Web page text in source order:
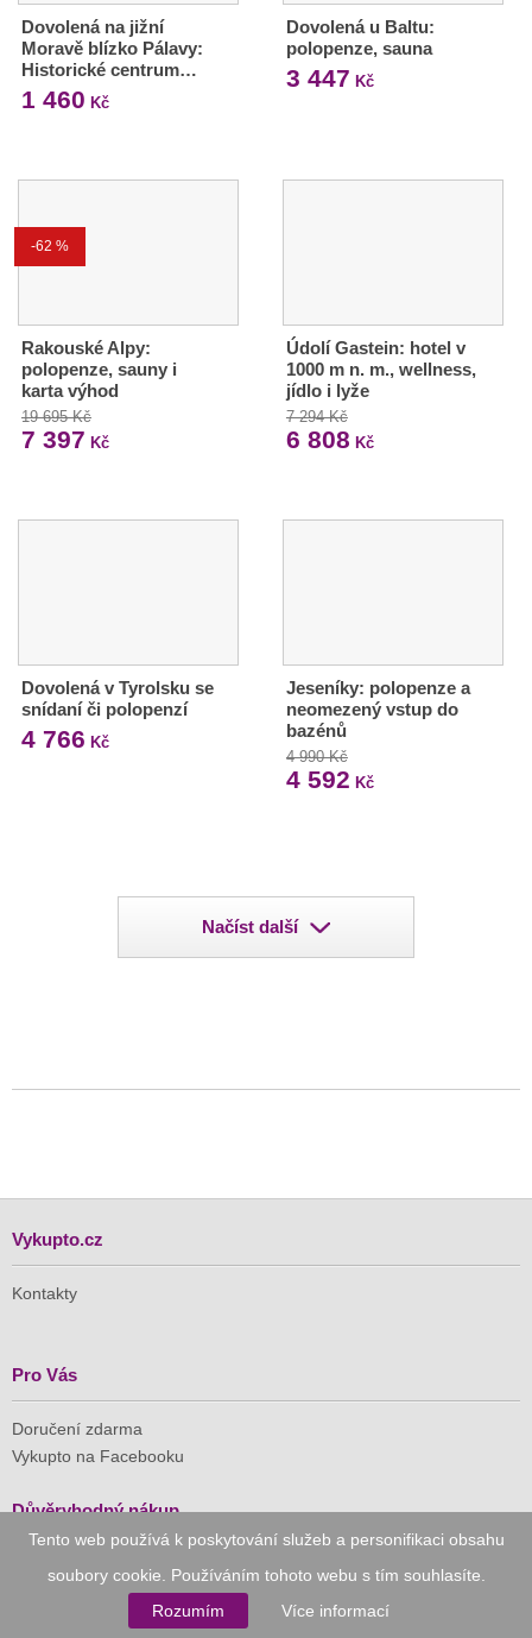
Tento web používá k poskytování služeb a personifikaci obsahu
soubory cookie. Používáním tohoto webu s tím souhlasíte.
Rozumím
Více informací
Dovolená na jižní
Moravě blízko Pálavy:
Historické centrum…
1 460 Kč
Dovolená u Baltu:
polopenze, sauna
3 447 Kč
-62 %
Rakouské Alpy:
polopenze, sauny i
karta výhod
19 695 Kč
7 397 Kč
Údolí Gastein: hotel v
1000 m n. m., wellness,
jídlo i lyže
7 294 Kč
6 808 Kč
Dovolená v Tyrolsku se
snídaní či polopenzí
4 766 Kč
Jeseníky: polopenze a
neomezený vstup do
bazénů
4 990 Kč
4 592 Kč
Načíst další
Vykupto.cz
Kontakty
Pro Vás
Doručení zdarma
Vykupto na Facebooku
Důvěryhodný nákup
Naše společnost je členem Asociace pro elektronickou